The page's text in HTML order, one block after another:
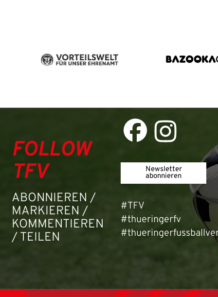
FOLLOW
TFV
ABONNIEREN /
MARKIEREN /
KOMMENTIEREN
/ TEILEN
Newsletter
abonnieren
#TFV
#thueringerfv